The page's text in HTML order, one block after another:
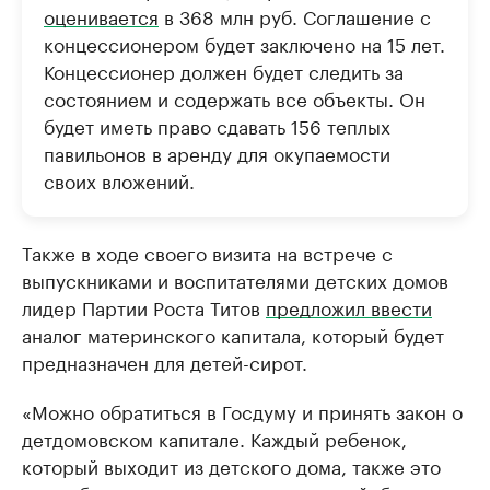
оценивается в 368 млн руб. Соглашение с
концессионером будет заключено на 15 лет.
Концессионер должен будет следить за
состоянием и содержать все объекты. Он
будет иметь право сдавать 156 теплых
павильонов в аренду для окупаемости
своих вложений.
Также в ходе своего визита на встрече с
выпускниками и воспитателями детских домов
лидер Партии Роста Титов предложил ввести
аналог материнского капитала, который будет
предназначен для детей-сирот.
«Можно обратиться в Госдуму и принять закон о
детдомовском капитале. Каждый ребенок,
который выходит из детского дома, также это